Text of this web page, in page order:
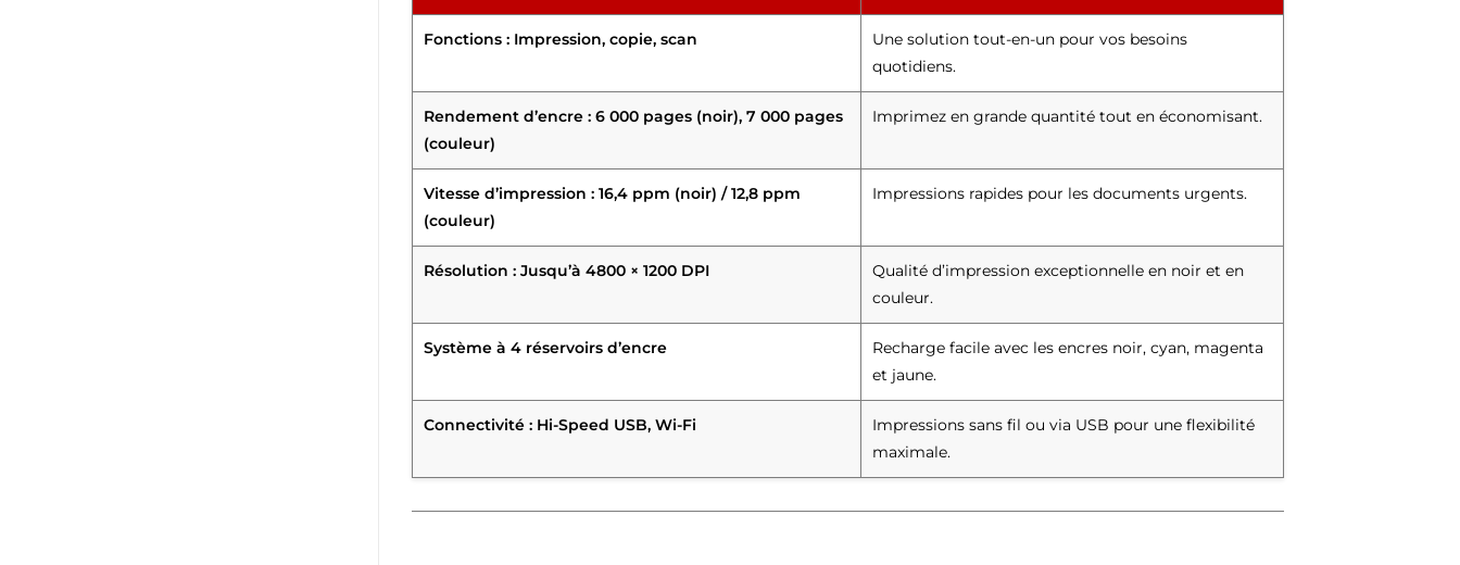
Fonctions : Impression, copie, scan
Une solution tout-en-un pour vos besoins
quotidiens.
Rendement d’encre : 6 000 pages (noir), 7 000 pages
(couleur)
Imprimez en grande quantité tout en économisant.
Vitesse d’impression : 16,4 ppm (noir) / 12,8 ppm
(couleur)
Impressions rapides pour les documents urgents.
Résolution : Jusqu’à 4800 × 1200 DPI
Qualité d’impression exceptionnelle en noir et en
couleur.
Système à 4 réservoirs d’encre
Recharge facile avec les encres noir, cyan, magenta
et jaune.
Connectivité : Hi-Speed USB, Wi-Fi
Impressions sans fil ou via USB pour une flexibilité
maximale.